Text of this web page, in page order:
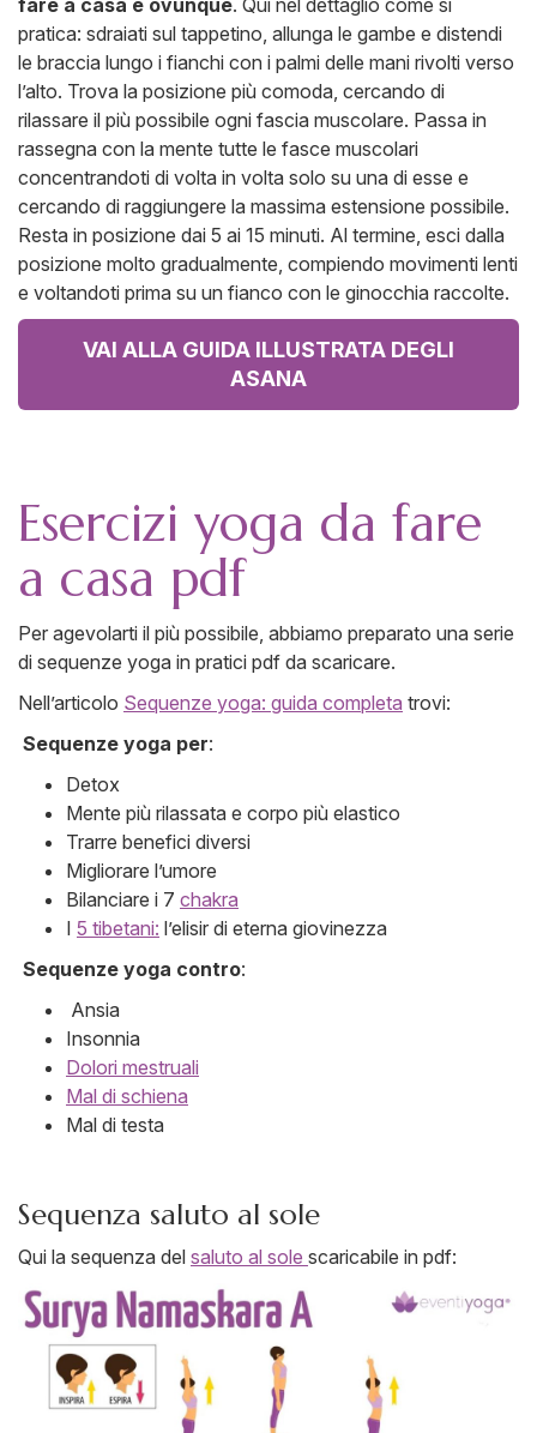
pratica: sdraiati sul tappetino, allunga le gambe e distendi
le braccia lungo i fianchi con i palmi delle mani rivolti verso
l’alto. Trova la posizione più comoda, cercando di
rilassare il più possibile ogni fascia muscolare. Passa in
rassegna con la mente tutte le fasce muscolari
concentrandoti di volta in volta solo su una di esse e
cercando di raggiungere la massima estensione possibile.
Resta in posizione dai 5 ai 15 minuti. Al termine, esci dalla
posizione molto gradualmente, compiendo movimenti lenti
e voltandoti prima su un fianco con le ginocchia raccolte.
VAI ALLA GUIDA ILLUSTRATA DEGLI
ASANA
Esercizi yoga da fare
a casa pdf
Per agevolarti il più possibile, abbiamo preparato una serie
di sequenze yoga in pratici pdf da scaricare.
Nell’articolo Sequenze yoga: guida completa trovi:
Sequenze yoga per:
Detox
Mente più rilassata e corpo più elastico
Trarre benefici diversi
Migliorare l’umore
Bilanciare i 7 chakra
I 5 tibetani: l’elisir di eterna giovinezza
Sequenze yoga contro:
Ansia
Insonnia
Dolori mestruali
Mal di schiena
Mal di testa
Sequenza saluto al sole
Qui la sequenza del saluto al sole scaricabile in pdf: